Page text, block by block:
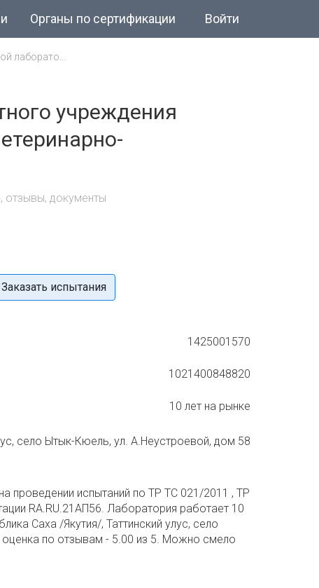
Органы по сертификации Войти
лаборато...
учреждения
отзывы, документы
Заказать испытания
1425001570
1021400848820
10 лет на рынке
село Ытык-Кюель, ул. А.Неустроевой, дом 58
проведении испытаний по ТР ТС 021/2011 , ТР
RA.RU.21АП56. Лаборатория работает 10
Саха /Якутия/, Таттинский улус, село
по отзывам - 5.00 из 5. Можно смело